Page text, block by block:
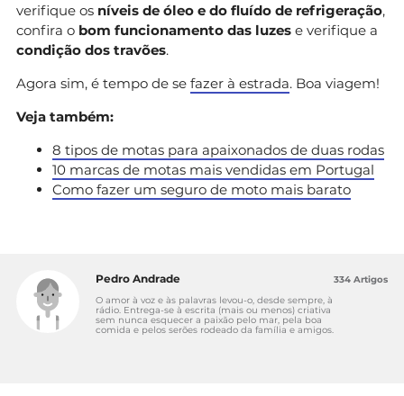
verifique os níveis de óleo e do fluído de refrigeração,
confira o bom funcionamento das luzes e verifique a
condição dos travões.
Agora sim, é tempo de se fazer à estrada. Boa viagem!
Veja também:
8 tipos de motas para apaixonados de duas rodas
10 marcas de motas mais vendidas em Portugal
Como fazer um seguro de moto mais barato
Pedro Andrade
O amor à voz e às palavras levou-o, desde sempre, à
rádio. Entrega-se à escrita (mais ou menos) criativa
sem nunca esquecer a paixão pelo mar, pela boa
comida e pelos serões rodeado da família e amigos.
334 Artigos